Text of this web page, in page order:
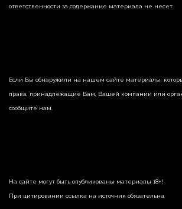
ответственности за содержание материала не несет.
Если Вы обнаружили на нашем сайте материалы,
права, принадлежащие Вам, Вашей компании или
сообщите нам.
На сайте могут быть опубликованы материалы 18+!
При цитировании ссылка на источник обязательна.